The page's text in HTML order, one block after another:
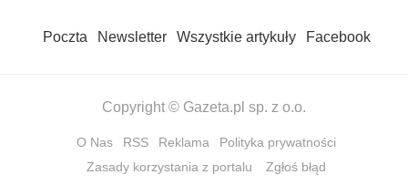
Poczta Newsletter Wszystkie artykuły Facebook
Copyright © Gazeta.pl sp. z o.o.
O Nas RSS Reklama
Polityka prywatności
Zasady korzystania z portalu
Zgłoś błąd